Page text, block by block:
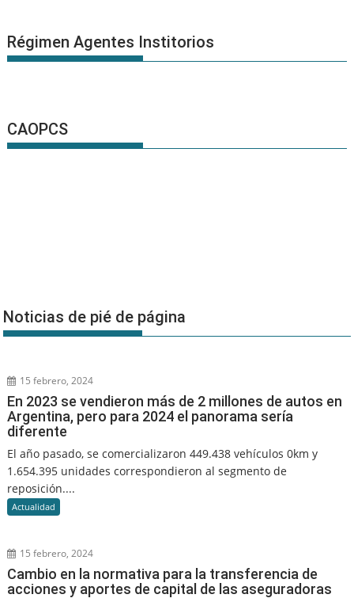
Régimen Agentes Institorios
CAOPCS
Noticias de pié de página
15 febrero, 2024
En 2023 se vendieron más de 2 millones de autos en
Argentina, pero para 2024 el panorama sería
diferente
El año pasado, se comercializaron 449.438 vehículos 0km y
1.654.395 unidades correspondieron al segmento de
reposición....
Actualidad
15 febrero, 2024
Cambio en la normativa para la transferencia de
acciones y aportes de capital de las aseguradoras